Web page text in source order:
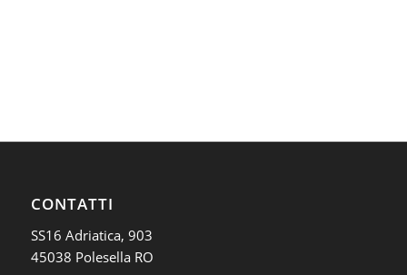
CONTATTI
SS16 Adriatica, 903
45038 Polesella RO